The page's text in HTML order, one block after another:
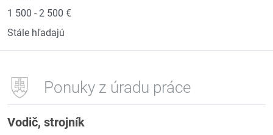
1 500 - 2 500 €
Stále hľadajú
Ponuky z úradu práce
Vodič, strojník